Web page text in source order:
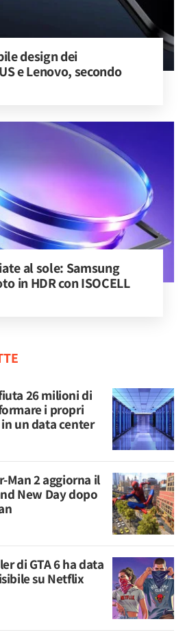
design dei
e Lenovo, secondo
al sole: Samsung
in HDR con ISOCELL
26 milioni di
i propri
un data center
Man 2 aggiorna il
New Day dopo
di GTA 6 ha data
su Netflix